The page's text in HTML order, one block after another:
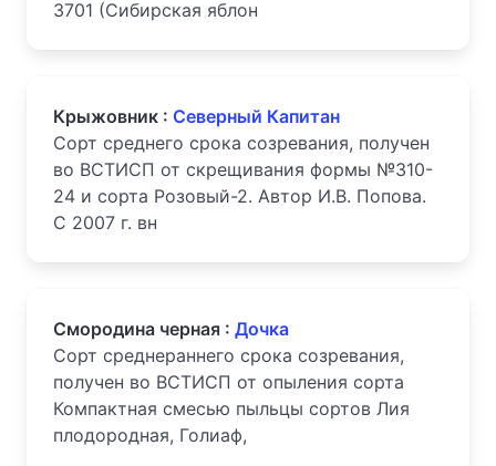
3701 (Сибирская яблон
Крыжовник : Северный Капитан
Сорт среднего срока созревания, получен
во ВСТИСП от скрещивания формы №310-
24 и сорта Розовый-2. Автор И.В. Попова.
С 2007 г. вн
Смородина черная : Дочка
Сорт среднераннего срока созревания,
получен во ВСТИСП от опыления сорта
Компактная смесью пыльцы сортов Лия
плодородная, Голиаф,